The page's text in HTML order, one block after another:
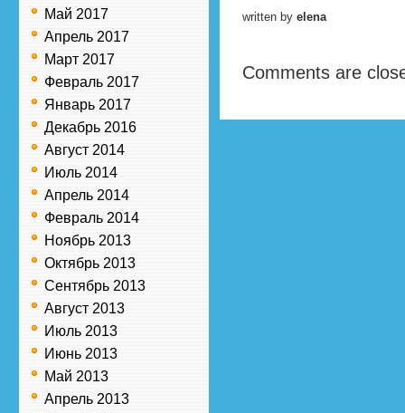
Май 2017
Апрель 2017
Март 2017
Февраль 2017
Январь 2017
Декабрь 2016
Август 2014
Июль 2014
Апрель 2014
Февраль 2014
Ноябрь 2013
Октябрь 2013
Сентябрь 2013
Август 2013
Июль 2013
Июнь 2013
Май 2013
Апрель 2013
written by elena
Comments are